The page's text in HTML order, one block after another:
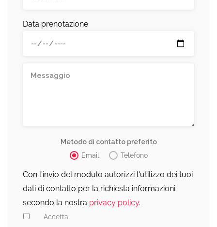
Data prenotazione
Metodo di contatto preferito
Email
Telefono
Con l'invio del modulo autorizzi l'utilizzo dei tuoi
dati di contatto per la richiesta informazioni
secondo la nostra privacy policy.
Accetta